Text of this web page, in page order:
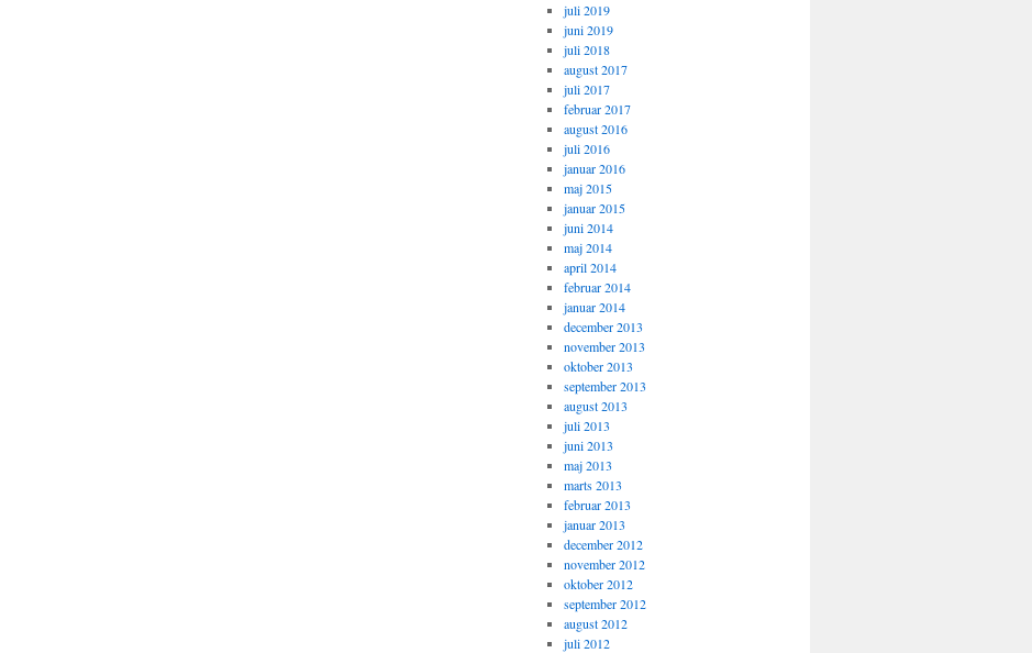
juli 2019
juni 2019
juli 2018
august 2017
juli 2017
februar 2017
august 2016
juli 2016
januar 2016
maj 2015
januar 2015
juni 2014
maj 2014
april 2014
februar 2014
januar 2014
december 2013
november 2013
oktober 2013
september 2013
august 2013
juli 2013
juni 2013
maj 2013
marts 2013
februar 2013
januar 2013
december 2012
november 2012
oktober 2012
september 2012
august 2012
juli 2012